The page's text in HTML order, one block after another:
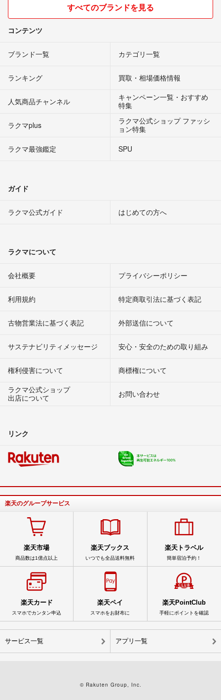
すべてのブランドを見る
コンテンツ
ブランド一覧 カテゴリ一覧
ランキング 買取・相場価格情報
人気商品チャンネル
キャンペーン一覧・おすすめ
特集
ラクマplus
ラクマ公式ショップ ファッシ
ョン特集
ラクマ最強鑑定
SPU
ガイド
ラクマ公式ガイド はじめての方へ
ラクマについて
会社概要 プライバシーポリシー
利用規約 特定商取引法に基づく表記
古物営業法に基づく表記 外部送信について
サステナビリティメッセージ 安心・安全のための取り組み
権利侵害について
商標権について
ラクマ公式ショップ
出店について
お問い合わせ
リンク
楽天のグループサービス
楽天市場
商品数は1億点以上
楽天ブックス
いつでも全品送料無料
楽天トラベル
簡単宿泊予約！
楽天カード
スマホでカンタン申込
楽天ペイ
スマホをお財布に
楽天PointClub
手軽にポイントを確認
サービス一覧 アプリ一覧
© Rakuten Group, Inc.